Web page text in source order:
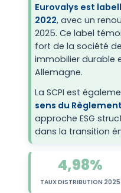
Eurovalys est
2022, avec un
2025. Ce label
fort de la société
immobilier durable
Allemagne.
La SCPI est
sens du Règlement
approche ESG
dans la transition
4,98%
TAUX DISTRIBUTION 2025